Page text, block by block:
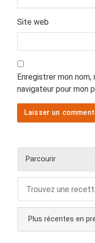
Site web
Enregistrer mon
navigateur pour mon
Parcourir